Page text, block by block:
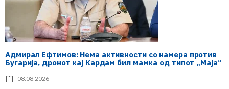
Адмирал Ефтимов: Нема активности со намера против
Бугарија, дронот кај Кардам бил мамка од типот „Маја“
08.08.2026